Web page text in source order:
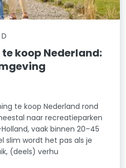
koop Nederland:
te koop Nederland rond
naar recreatieparken
vaak binnen 20–45
slim wordt het pas als je
(deels) verhu